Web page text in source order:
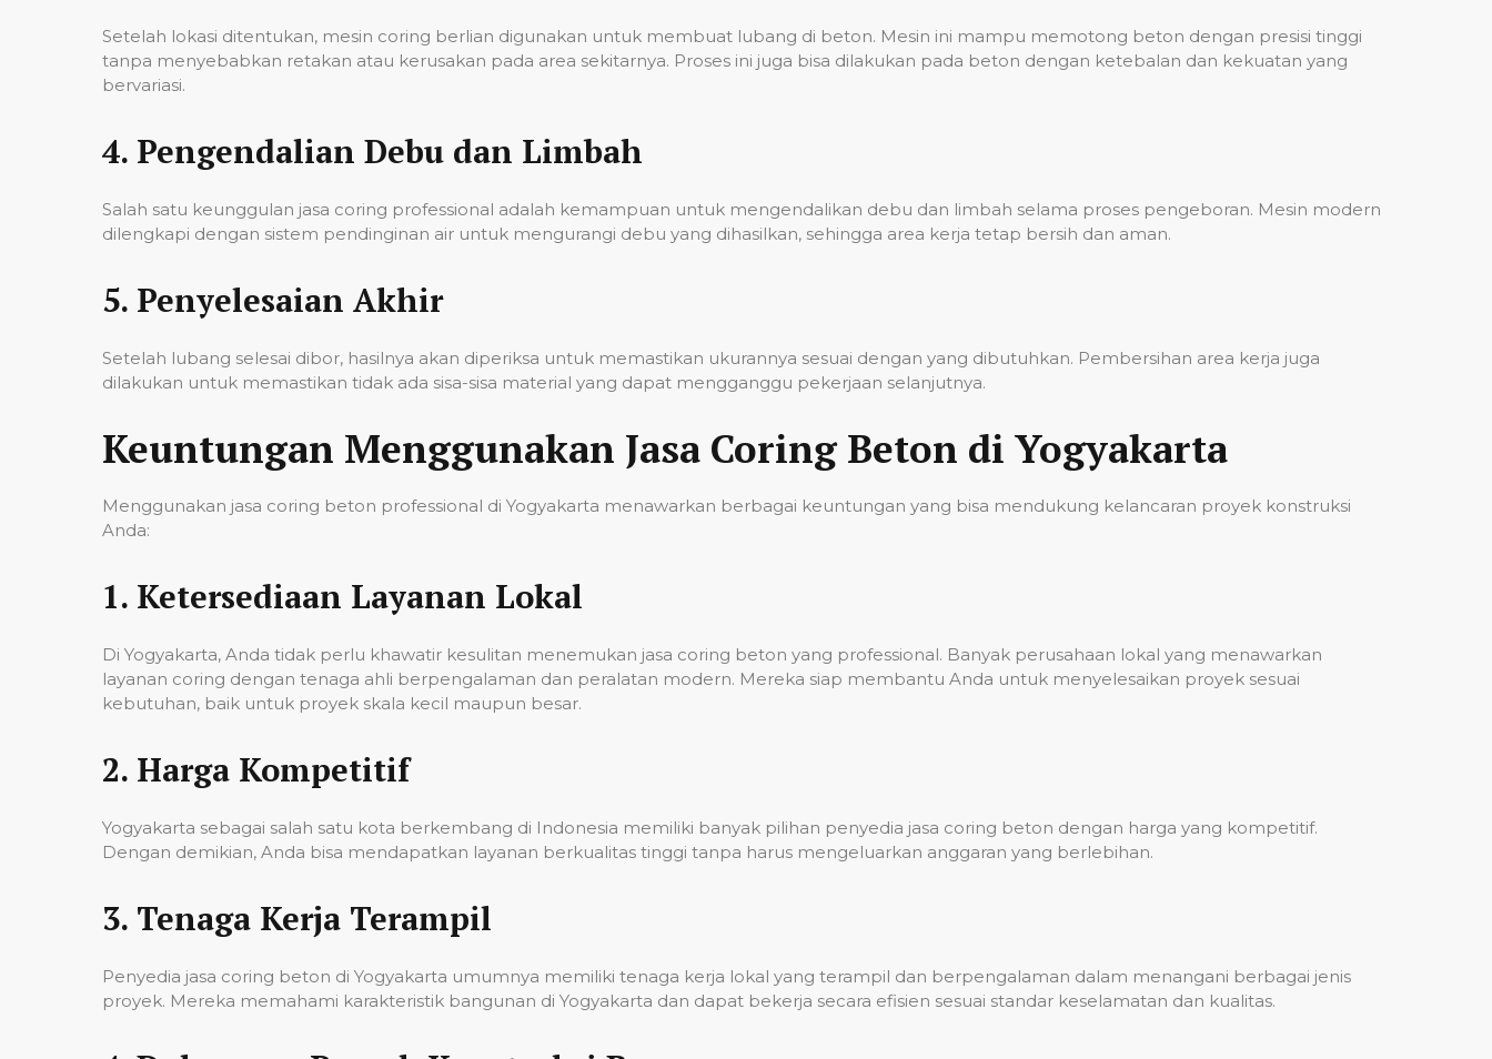
Setelah lokasi ditentukan, mesin coring berlian digunakan untuk membuat lubang di beton. Mesin ini mampu memotong beton dengan presisi tinggi
tanpa menyebabkan retakan atau kerusakan pada area sekitarnya. Proses ini juga bisa dilakukan pada beton dengan ketebalan dan kekuatan yang
bervariasi.
4. Pengendalian Debu dan Limbah
Salah satu keunggulan jasa coring professional adalah kemampuan untuk mengendalikan debu dan limbah selama proses pengeboran. Mesin modern
dilengkapi dengan sistem pendinginan air untuk mengurangi debu yang dihasilkan, sehingga area kerja tetap bersih dan aman.
5. Penyelesaian Akhir
Setelah lubang selesai dibor, hasilnya akan diperiksa untuk memastikan ukurannya sesuai dengan yang dibutuhkan. Pembersihan area kerja juga
dilakukan untuk memastikan tidak ada sisa-sisa material yang dapat mengganggu pekerjaan selanjutnya.
Keuntungan Menggunakan Jasa Coring Beton di Yogyakarta
Menggunakan jasa coring beton professional di Yogyakarta menawarkan berbagai keuntungan yang bisa mendukung kelancaran proyek konstruksi
Anda:
1. Ketersediaan Layanan Lokal
Di Yogyakarta, Anda tidak perlu khawatir kesulitan menemukan jasa coring beton yang professional. Banyak perusahaan lokal yang menawarkan
layanan coring dengan tenaga ahli berpengalaman dan peralatan modern. Mereka siap membantu Anda untuk menyelesaikan proyek sesuai
kebutuhan, baik untuk proyek skala kecil maupun besar.
2. Harga Kompetitif
Yogyakarta sebagai salah satu kota berkembang di Indonesia memiliki banyak pilihan penyedia jasa coring beton dengan harga yang kompetitif.
Dengan demikian, Anda bisa mendapatkan layanan berkualitas tinggi tanpa harus mengeluarkan anggaran yang berlebihan.
3. Tenaga Kerja Terampil
Penyedia jasa coring beton di Yogyakarta umumnya memiliki tenaga kerja lokal yang terampil dan berpengalaman dalam menangani berbagai jenis
proyek. Mereka memahami karakteristik bangunan di Yogyakarta dan dapat bekerja secara efisien sesuai standar keselamatan dan kualitas.